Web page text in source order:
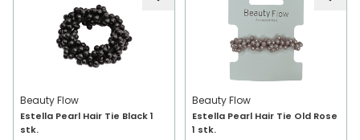
Beauty Flow
Estella Pearl Hair Tie Black 1
stk.
Beauty Flow
Estella Pearl Hair Tie Old Rose
1 stk.